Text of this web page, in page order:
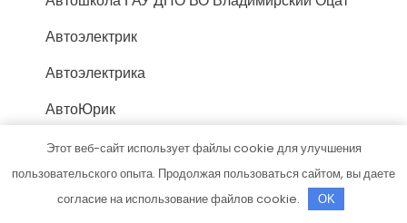
Автоэлектрик
Автоэлектрика
АвтоЮрик
Агроформа
Аква Tech, автомойка
Алексис, гостинично-развлекательный
Этот веб-сайт использует файлы cookie для улучшения
пользовательского опыта. Продолжая пользоваться сайтом, вы даете
согласие на использование файлов cookie.
OK